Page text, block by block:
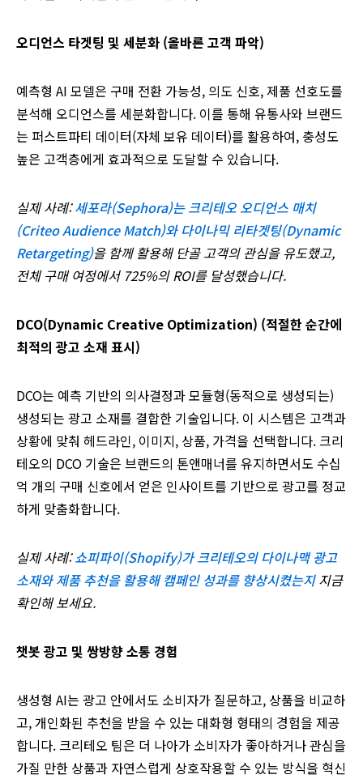
오디언스 타겟팅 및 세분화 (올바른 고객 파악)
예측형 AI 모델은 구매 전환 가능성, 의도 신호, 제품 선호도를
분석해 오디언스를 세분화합니다. 이를 통해 유통사와 브랜드
는 퍼스트파티 데이터(자체 보유 데이터)를 활용하여, 충성도
높은 고객층에게 효과적으로 도달할 수 있습니다.
실제 사례:세포라(Sephora)는 크리테오 오디언스 매치
(Criteo Audience Match)와 다이나믹 리타겟팅(Dynamic
Retargeting)을 함께 활용해 단골 고객의 관심을 유도했고,
전체 구매 여정에서 725%의 ROI를 달성했습니다.
DCO(Dynamic Creative Optimization) (적절한 순간에
최적의 광고 소재 표시)
DCO는 예측 기반의 의사결정과 모듈형(동적으로 생성되는)
생성되는 광고 소재를 결합한 기술입니다. 이 시스템은 고객과
상황에 맞춰 헤드라인, 이미지, 상품, 가격을 선택합니다. 크리
테오의 DCO 기술은 브랜드의 톤앤매너를 유지하면서도 수십
억 개의 구매 신호에서 얻은 인사이트를 기반으로 광고를 정교
하게 맞춤화합니다.
실제 사례:쇼피파이(Shopify)가 크리테오의 다이나맥 광고
소재와 제품 추천을 활용해 캠페인 성과를 향상시켰는지지금
확인해 보세요.
챗봇 광고 및 쌍방향 소통 경험
생성형 AI는 광고 안에서도 소비자가 질문하고, 상품을 비교하
고, 개인화된 추천을 받을 수 있는 대화형 형태의 경험을 제공
합니다. 크리테오 팀은 더 나아가 소비자가 좋아하거나 관심을
가질 만한 상품과 자연스럽게 상호작용할 수 있는 방식을 혁신